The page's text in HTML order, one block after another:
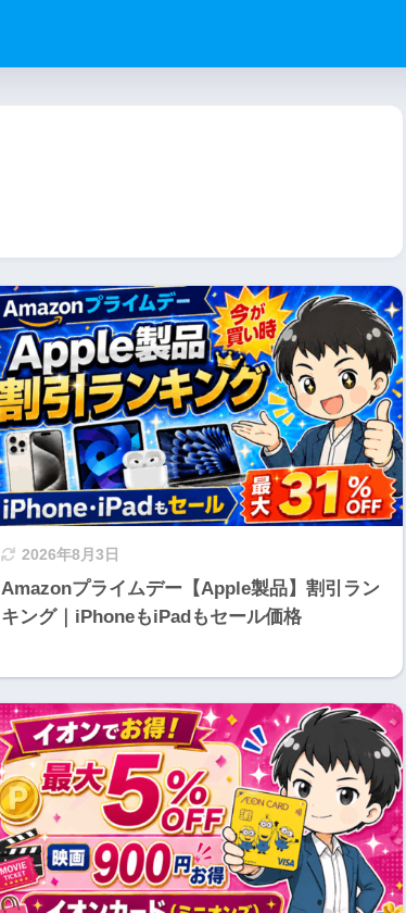
2026年8月3日
Amazonプライムデー【Apple製品】割引ラン
キング｜iPhoneもiPadもセール価格